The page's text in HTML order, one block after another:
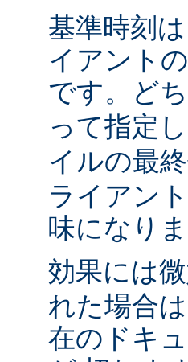
基準時刻
イアント
です。ど
って指定し
イルの最
ライアン
味になりま
効果には
れた場合
在のドキ